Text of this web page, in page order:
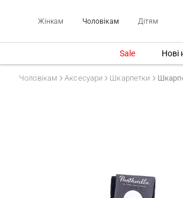
Жінкам Чоловікам Дітям
Sale Нові
Чоловікам Аксесуари Шкарпетки